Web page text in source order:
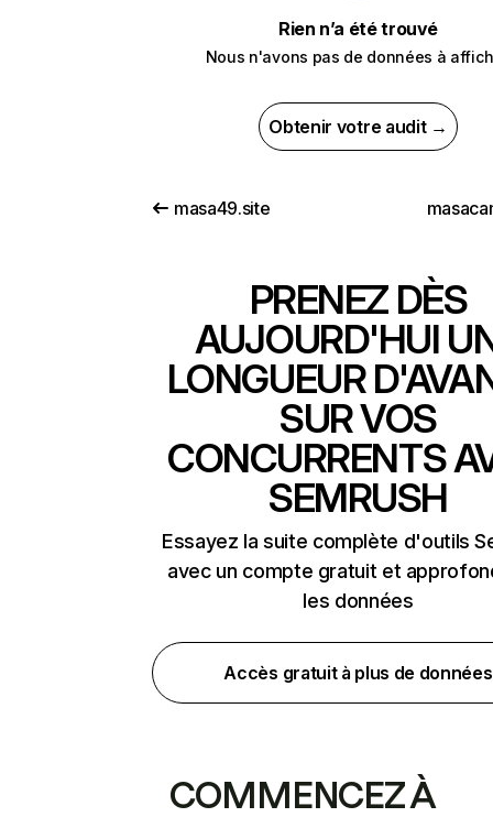
Rien n’a été trouvé
Nous n'avons pas de données à
Obtenir votre audit →
masa49.site
PRENEZ DÈS
AUJOURD'HUI
LONGUEUR
SUR VOS
CONCURRENTS
SEMRUSH
Essayez la suite complète d'outils
avec un compte gratuit et
les données
Accès gratuit à plus de données
COMMENCEZ À